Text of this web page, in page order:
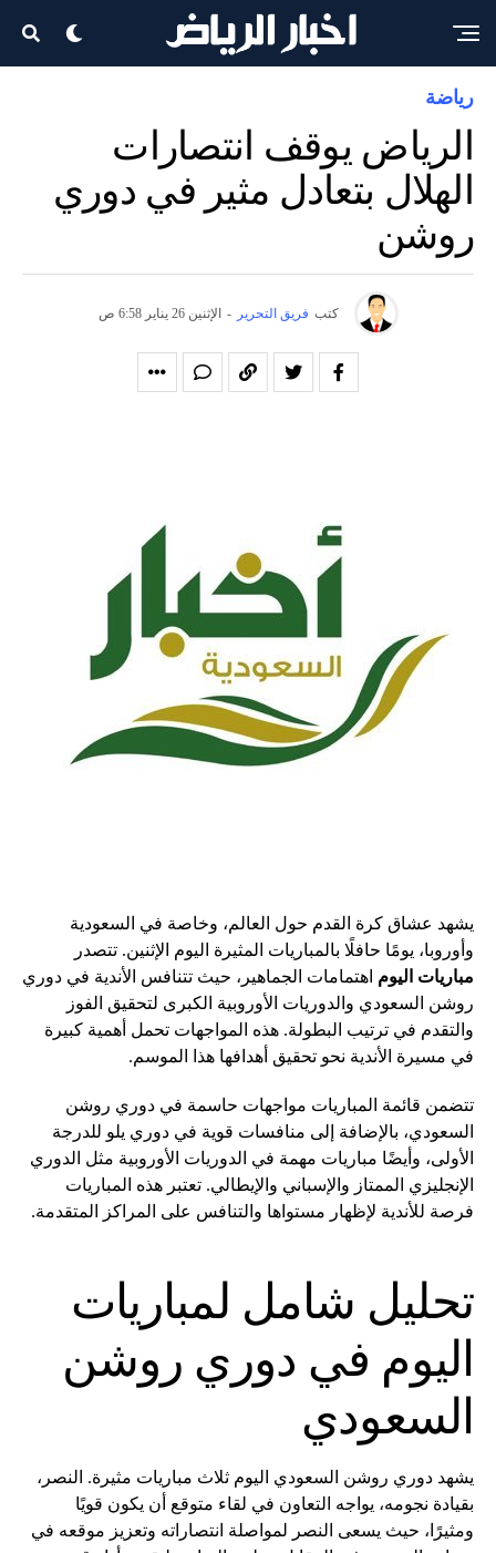
رياضة
الرياض يوقف انتصارات
الهلال بتعادل مثير في دوري
روشن
كتب فريق التحرير - الإثنين 26 يناير 6:58 ص
يشهد عشاق كرة القدم حول العالم، وخاصة في السعودية
وأوروبا، يومًا حافلًا بالمباريات المثيرة اليوم الإثنين. تتصدر
مباريات اليوم اهتمامات الجماهير، حيث تتنافس الأندية في دوري
روشن السعودي والدوريات الأوروبية الكبرى لتحقيق الفوز
والتقدم في ترتيب البطولة. هذه المواجهات تحمل أهمية كبيرة
في مسيرة الأندية نحو تحقيق أهدافها هذا الموسم.
تتضمن قائمة المباريات مواجهات حاسمة في دوري روشن
السعودي، بالإضافة إلى منافسات قوية في دوري يلو للدرجة
الأولى، وأيضًا مباريات مهمة في الدوريات الأوروبية مثل الدوري
الإنجليزي الممتاز والإسباني والإيطالي. تعتبر هذه المباريات
فرصة للأندية لإظهار مستواها والتنافس على المراكز المتقدمة.
تحليل شامل لمباريات
اليوم في دوري روشن
السعودي
يشهد دوري روشن السعودي اليوم ثلاث مباريات مثيرة. النصر،
بقيادة نجومه، يواجه التعاون في لقاء متوقع أن يكون قويًا
ومثيرًا، حيث يسعى النصر لمواصلة انتصاراته وتعزيز موقعه في